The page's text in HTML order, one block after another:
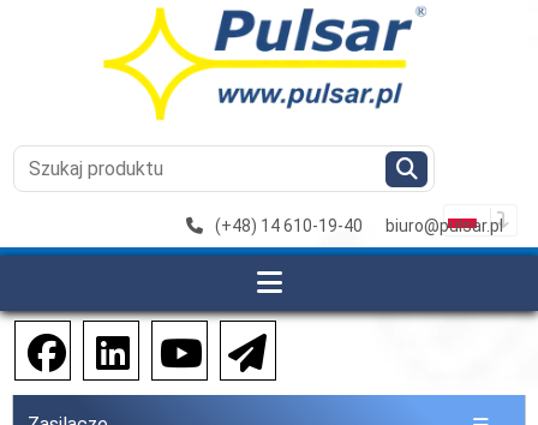
(+48) 14 610-19-40 biuro@pulsar.pl